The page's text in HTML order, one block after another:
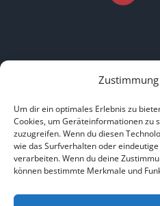
Um dir ein optimales Erlebnis zu
Cookies, um Geräteinformationen zu
zuzugreifen. Wenn du diesen
wie das Surfverhalten oder
verarbeiten. Wenn du deine
können bestimmte Merkmale und
HOME|ÜBER UNS|
BILDNACHWEISE